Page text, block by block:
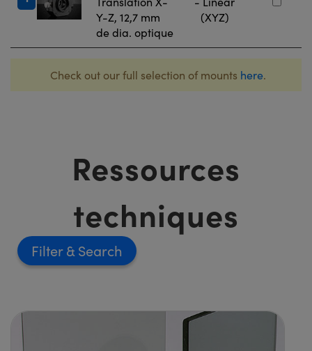
Y-Z, 12,7 mm
de dia. optique
(XYZ)
Check out our full selection of mounts here.
Ressources
techniques
Filter